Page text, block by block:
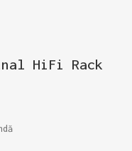
HiFi Rack